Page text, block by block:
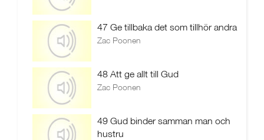
47 Ge tillbaka det som tillhör andra
Zac Poonen
48 Att ge allt till Gud
Zac Poonen
49 Gud binder samman man och
hustru